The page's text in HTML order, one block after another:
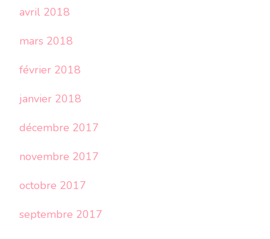
avril 2018
mars 2018
février 2018
janvier 2018
décembre 2017
novembre 2017
octobre 2017
septembre 2017